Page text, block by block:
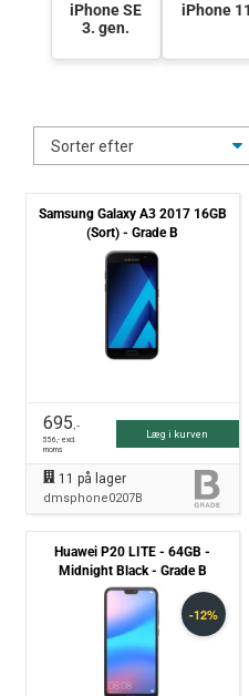
iPhone SE
3. gen.
iPhone 11
Samsung Galaxy A3 2017 16GB
(Sort) - Grade B
695,-
556,- excl.
moms
Læg i kurven
11 på lager
dmsphone0207B
Huawei P20 LITE - 64GB -
Midnight Black - Grade B